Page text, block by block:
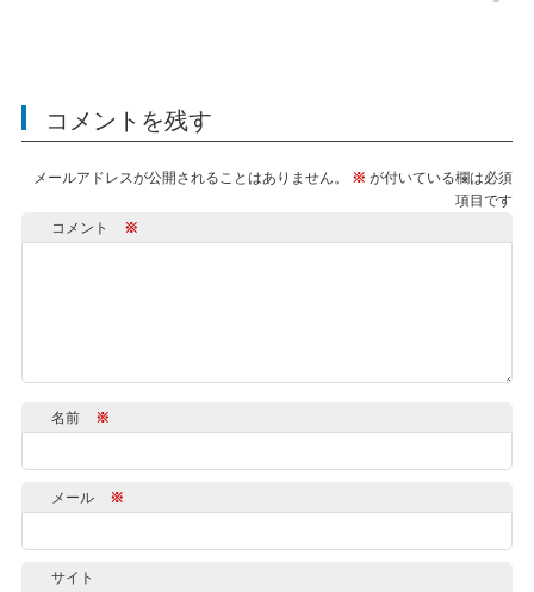
コメントを残す
メールアドレスが公開されることはありません。 ※ が付いている欄は必須
項目です
コメント ※
名前 ※
メール ※
サイト